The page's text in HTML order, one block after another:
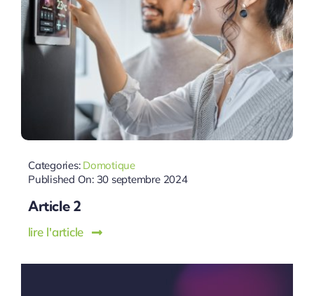
Categories: Domotique
Published On: 30 septembre 2024
Article 2
lire l'article